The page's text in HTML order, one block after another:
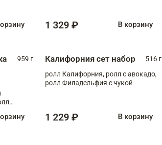
1 329 ₽ В корзину
959 г Калифорния сет набор
516 г
ролл Калифорния, ролл с авокадо,
ролл Филадельфия с чукой
1 229 ₽ В корзину